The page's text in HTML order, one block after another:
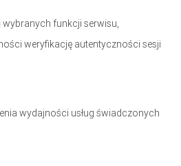
funkcji serwisu,
weryfikację autentyczności sesji
wydajności usług świadczonych